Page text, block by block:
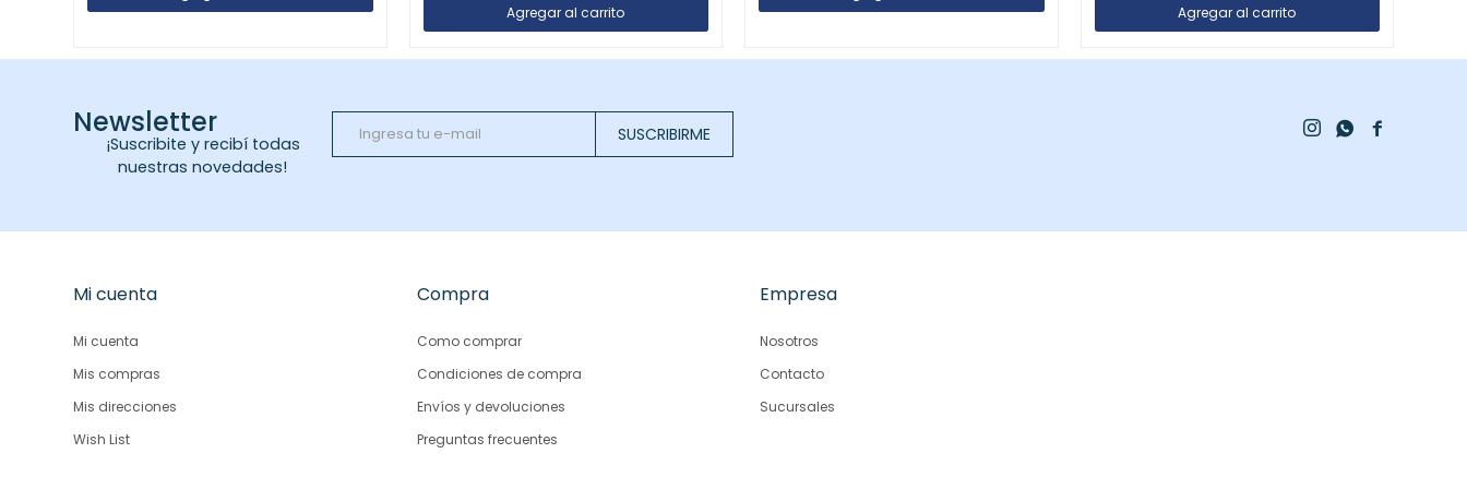
Newsletter
¡Suscribite y recibí todas
nuestras novedades!
SUSCRIBIRME 
 
Mi cuenta
Mi cuenta
Mis compras
Mis direcciones
Wish List
Compra
Como comprar
Condiciones de compra
Envíos y devoluciones
Preguntas frecuentes
Empresa
Nosotros
Contacto
Sucursales